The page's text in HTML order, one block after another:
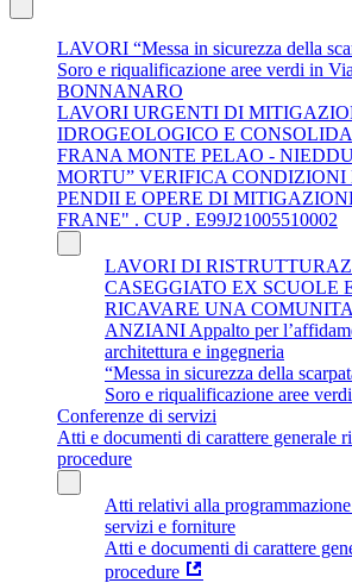
LAVORI “Messa in sicurezza della
Soro e riqualificazione aree verdi in
BONNANARO
LAVORI URGENTI DI
IDROGEOLOGICO E
FRANA MONTE PELAO -
MORTU” VERIFICA
PENDII E OPERE DI
FRANE" . CUP . E99J21005510002
LAVORI DI
CASEGGIATO EX SCUOLE
RICAVARE UNA
ANZIANI Appalto per
architettura e ingegneria
“Messa in sicurezza della
Soro e riqualificazione aree
Conferenze di servizi
Atti e documenti di carattere generale
procedure
Atti relativi alla
servizi e forniture
Atti e documenti di carattere
procedure